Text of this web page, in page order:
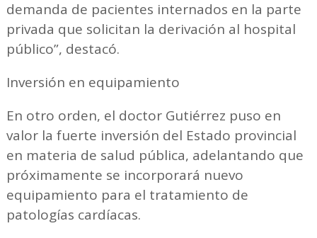
demanda de pacientes internados en la parte
privada que solicitan la derivación al hospital
público”, destacó.
Inversión en equipamiento
En otro orden, el doctor Gutiérrez puso en
valor la fuerte inversión del Estado provincial
en materia de salud pública, adelantando que
próximamente se incorporará nuevo
equipamiento para el tratamiento de
patologías cardíacas.